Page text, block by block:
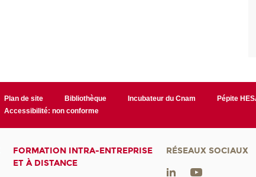
Plan de site Bibliothèque Incubateur du Cnam Pépite
Accessibilité: non conforme
FORMATION INTRA-ENTREPRISE
ET À DISTANCE
RÉSEAUX SOCIAUX